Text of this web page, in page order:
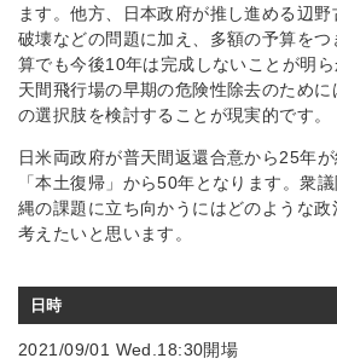
ます。他方、日本政府が推し進める辺
破壊などの問題に加え、多額の予算を
算でも今後10年は完成しないことが明
天間飛行場の早期の危険性除去のため
の選択肢を検討することが現実的です。
日米両政府が普天間返還合意から25年
「本土復帰」から50年となります。衆
縄の課題に立ち向かうにはどのような政
考えたいと思います。
日時
2021/09/01 Wed.18:30開場